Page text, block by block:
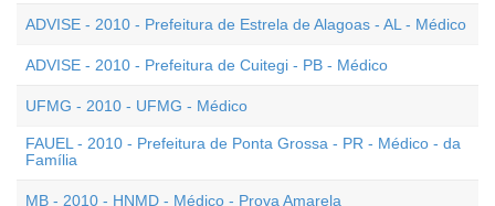
ADVISE - 2010 - Prefeitura de Estrela de Alagoas - AL - Médico
ADVISE - 2010 - Prefeitura de Cuitegi - PB - Médico
UFMG - 2010 - UFMG - Médico
FAUEL - 2010 - Prefeitura de Ponta Grossa - PR - Médico - da
Família
MB - 2010 - HNMD - Médico - Prova Amarela